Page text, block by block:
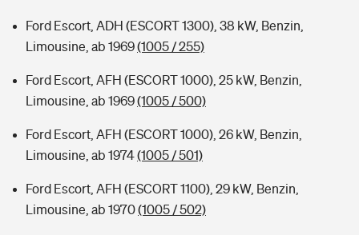
Ford Escort, ADH (ESCORT 1300), 38 kW, Benzin,
Limousine, ab 1969(1005 / 255)
Ford Escort, AFH (ESCORT 1000), 25 kW, Benzin,
Limousine, ab 1969(1005 / 500)
Ford Escort, AFH (ESCORT 1000), 26 kW, Benzin,
Limousine, ab 1974(1005 / 501)
Ford Escort, AFH (ESCORT 1100), 29 kW, Benzin,
Limousine, ab 1970(1005 / 502)